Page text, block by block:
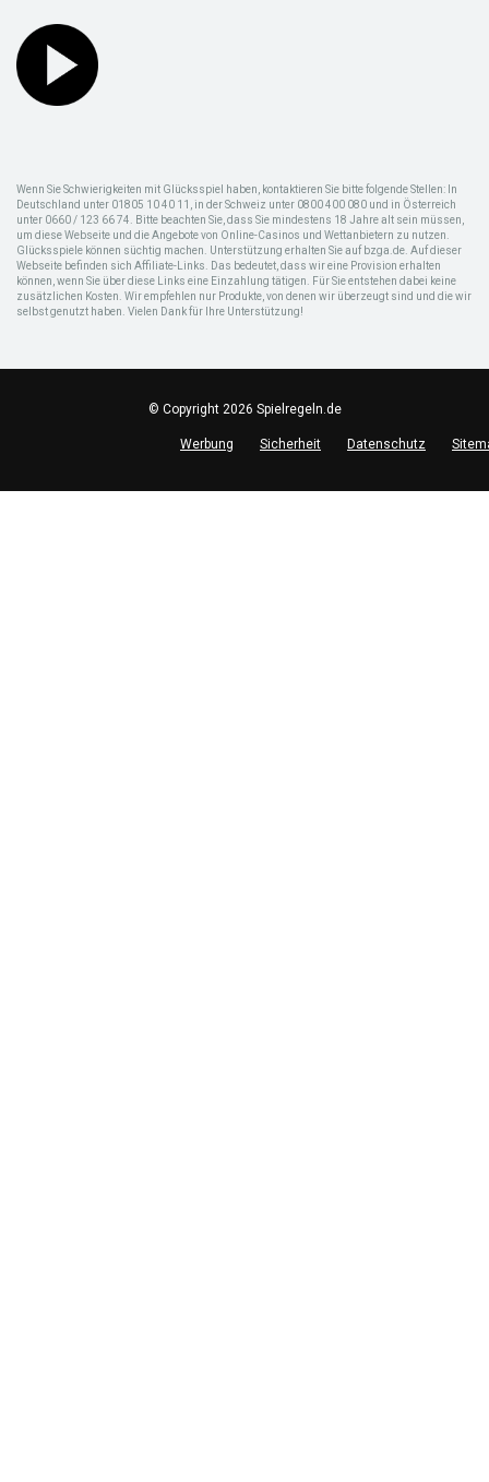
Wenn Sie Schwierigkeiten mit Glücksspiel haben, kontaktieren Sie bitte folgende Stellen: In
Deutschland unter 01805 10 40 11, in der Schweiz unter 0800 400 080 und in Österreich
unter 0660 / 123 66 74. Bitte beachten Sie, dass Sie mindestens 18 Jahre alt sein müssen,
um diese Webseite und die Angebote von Online-Casinos und Wettanbietern zu nutzen.
Glücksspiele können süchtig machen. Unterstützung erhalten Sie auf bzga.de. Auf dieser
Webseite befinden sich Affiliate-Links. Das bedeutet, dass wir eine Provision erhalten
können, wenn Sie über diese Links eine Einzahlung tätigen. Für Sie entstehen dabei keine
zusätzlichen Kosten. Wir empfehlen nur Produkte, von denen wir überzeugt sind und die wir
selbst genutzt haben. Vielen Dank für Ihre Unterstützung!
© Copyright 2026 Spielregeln.de
Werbung Sicherheit Datenschutz